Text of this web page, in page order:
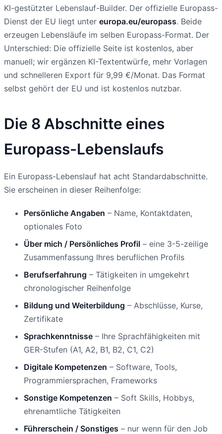
KI-gestützter Lebenslauf-Builder. Der offizielle Europass-
Dienst der EU liegt unter europa.eu/europass. Beide
erzeugen Lebensläufe im selben Europass-Format. Der
Unterschied: Die offizielle Seite ist kostenlos, aber
manuell; wir ergänzen KI-Textentwürfe, mehr Vorlagen
und schnelleren Export für 9,99 €/Monat. Das Format
selbst gehört der EU und ist kostenlos nutzbar.
Die 8 Abschnitte eines
Europass-Lebenslaufs
Ein Europass-Lebenslauf hat acht Standardabschnitte.
Sie erscheinen in dieser Reihenfolge:
Persönliche Angaben – Name, Kontaktdaten,
optionales Foto
Über mich / Persönliches Profil – eine 3-5-zeilige
Zusammenfassung Ihres beruflichen Profils
Berufserfahrung – Tätigkeiten in umgekehrt
chronologischer Reihenfolge
Bildung und Weiterbildung – Abschlüsse, Kurse,
Zertifikate
Sprachkenntnisse – Ihre Sprachfähigkeiten mit
GER-Stufen (A1, A2, B1, B2, C1, C2)
Digitale Kompetenzen – Software, Tools,
Programmiersprachen, Frameworks
Sonstige Kompetenzen – Soft Skills, Hobbys,
ehrenamtliche Tätigkeiten
Führerschein / Sonstiges – nur wenn für den Job